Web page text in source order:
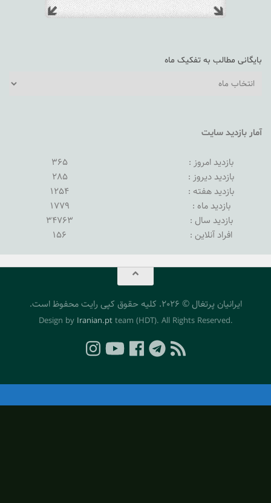
بایگانی مطالب به تفکیک ماه
بایگانی
ماه
آمار بازدید سایت
بازدید امروز :
365
بازدید دیروز :
285
بازدید هفته :
1254
بازدید ماه :
1779
بازدید سال :
34763
افراد آنلاین :
156
ایرانیان پرتغال © 2026. کلیه حقوق کپی رایت محفوظ است.
.Design by
Iranian.ptteam (HDT). All Rights Reserved